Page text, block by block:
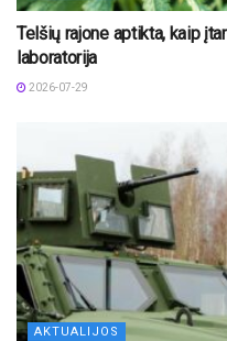
Telšių rajone aptikta, kaip
laboratorija
2026-07-29
AKTUALIJOS